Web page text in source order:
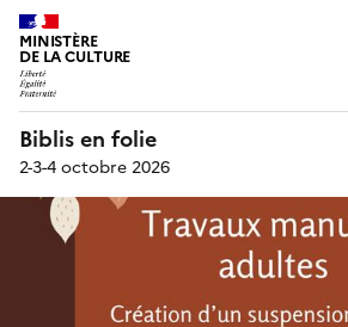
MINISTÈRE
DE LA CULTURE
Biblis en folie
2-3-4 octobre 2026